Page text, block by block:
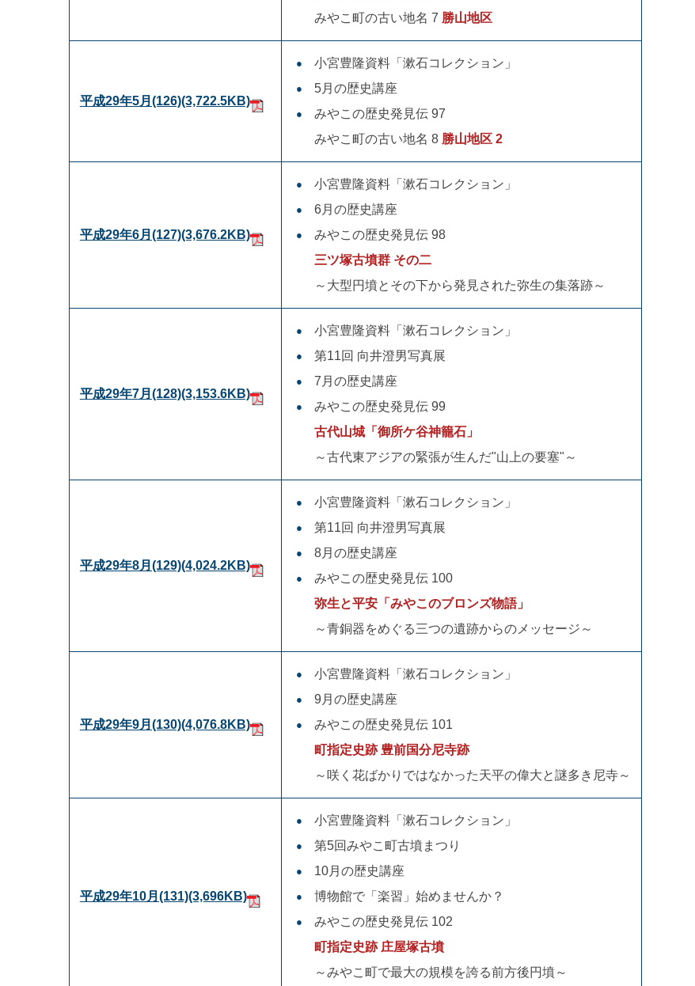
みやこ町の古い地名 7 勝山地区
平成29年5月(126)(3,722.5KB)
小宮豊隆資料「漱石コレクション」
5月の歴史講座
みやこの歴史発見伝 97
みやこ町の古い地名 8勝山地区 2
平成29年6月(127)(3,676.2KB)
小宮豊隆資料「漱石コレクション」
6月の歴史講座
みやこの歴史発見伝 98
三ツ塚古墳群 その二
～大型円墳とその下から発見された弥生の集落跡～
平成29年7月(128)(3,153.6KB)
小宮豊隆資料「漱石コレクション」
第11回 向井澄男写真展
7月の歴史講座
みやこの歴史発見伝 99
古代山城「御所ケ谷神籠石」
～古代東アジアの緊張が生んだ"山上の要塞"～
平成29年8月(129)(4,024.2KB)
小宮豊隆資料「漱石コレクション」
第11回 向井澄男写真展
8月の歴史講座
みやこの歴史発見伝 100
弥生と平安「みやこのブロンズ物語」
～青銅器をめぐる三つの遺跡からのメッセージ～
平成29年9月(130)(4,076.8KB)
小宮豊隆資料「漱石コレクション」
9月の歴史講座
みやこの歴史発見伝 101
町指定史跡 豊前国分尼寺跡
～咲く花ばかりではなかった天平の偉大と謎多き尼寺～
平成29年10月(131)(3,696KB)
小宮豊隆資料「漱石コレクション」
第5回みやこ町古墳まつり
10月の歴史講座
博物館で「楽習」始めませんか？
みやこの歴史発見伝 102
町指定史跡 庄屋塚古墳
～みやこ町で最大の規模を誇る前方後円墳～